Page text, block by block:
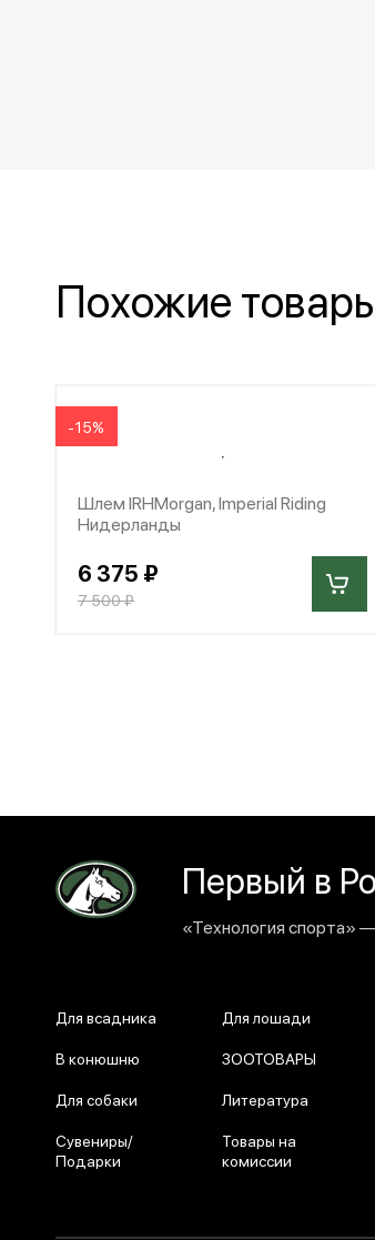
Похожие
-15%
Шлем IRHMorgan, Imperial Riding
Нидерланды
6 375 ₽
7 500 ₽
Первый в
«Технология спорта»
Для всадника Для лошади
В конюшню ЗООТОВАРЫ
Для собаки Литература
Сувениры/
Подарки
Товары на
комиссии